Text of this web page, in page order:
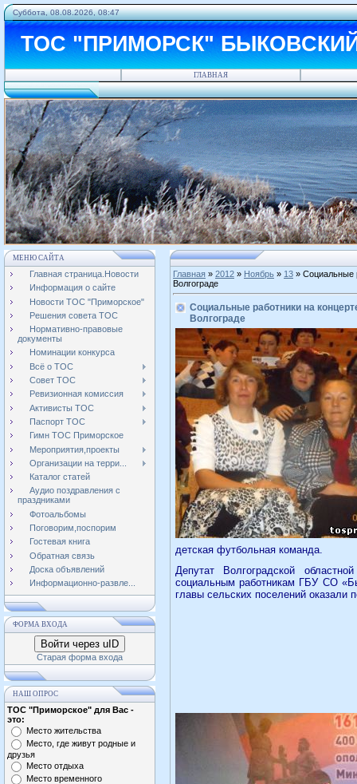
Суббота, 08.08.2026, 08:47
ТОС "ПРИМОРСК"
ГЛАВНАЯ
МЕНЮ САЙТА
Главная страница.Новости
Информация о сайте
Новости ТОС "Приморское"
Решения совета ТОС
Нормативно-правовые
документы
Номинации конкурса
Всё о ТОС
Совет ТОС
Ревизионная комиссия
Активисты ТОС
Паспорт ТОС
Гимн ТОС Приморское
Мероприятия,проекты
Организации на терри...
Каталог статей
Аудио поздравления с
праздниками
Фотоальбомы
Поговорим,поспорим
Гостевая книга
Обратная связь
Доска объявлений
Информационно-развле...
ФОРМА ВХОДА
Войти через uID
Старая форма входа
НАШ ОПРОС
ТОС "Приморское" для Вас -
это:
Место жительства
Место, где живут родные и
друзья
Место отдыха
Место временного
Главная » 2012 » Ноябрь » 13 » Социальные
Волгограде
Социальные работники на
Волгограде
детская футбольная команда.
Депутат Волгоградской
социальным работникам ГБУ СО
главы сельских поселений